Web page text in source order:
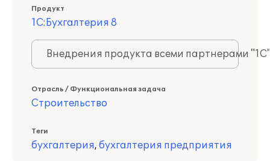
Продукт
1С:Бухгалтерия 8
Внедрения продукта всеми партнерами
Отрасль / Функциональная задача
Строительство
Теги
бухгалтерия, бухгалтерия предприятия